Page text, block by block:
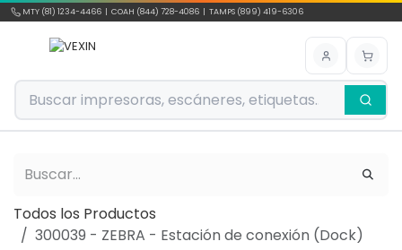
Ir al contenido
MTY (81) 1234-4466 | COAH (844) 728-4086 | TAMPS (899) 419-6306
Todos los Productos
300039 - ZEBRA - Estación de conexión (Dock)